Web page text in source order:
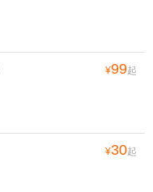
¥99起
¥30起